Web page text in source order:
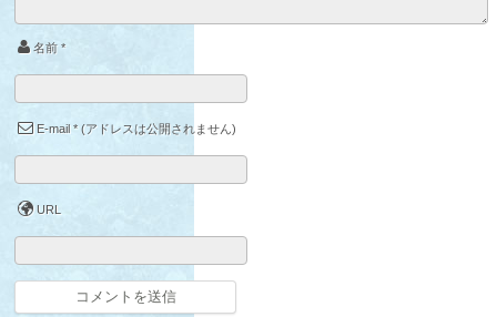
名前 *
E-mail *(アドレスは公開されません)
URL